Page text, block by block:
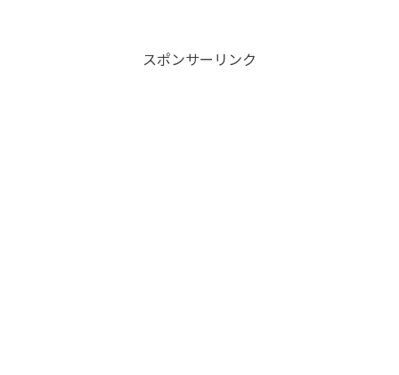
スポンサーリンク